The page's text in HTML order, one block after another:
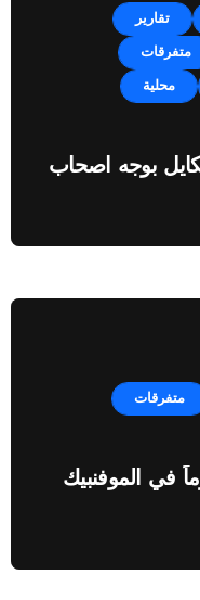
تقارير
متفرقات
محلية
بوجه اصحاب
متفرقات
في الموفنبيك